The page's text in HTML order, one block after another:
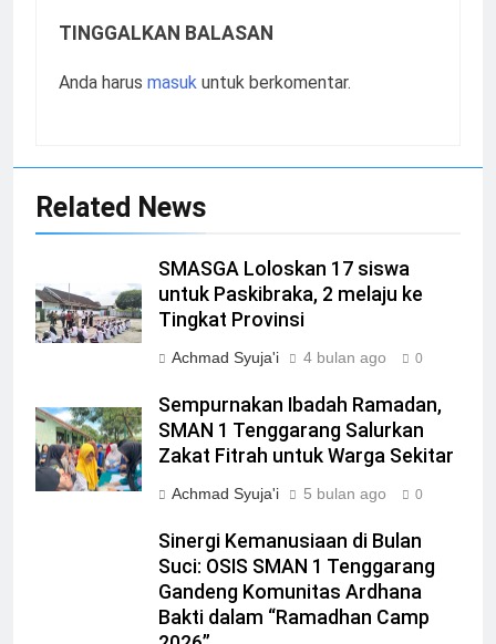
TINGGALKAN BALASAN
Anda harus masuk untuk berkomentar.
Related News
SMASGA Loloskan 17 siswa
untuk Paskibraka, 2 melaju ke
Tingkat Provinsi
Achmad Syuja'i 4 bulan ago 0
Sempurnakan Ibadah Ramadan,
SMAN 1 Tenggarang Salurkan
Zakat Fitrah untuk Warga Sekitar
Achmad Syuja'i 5 bulan ago 0
Sinergi Kemanusiaan di Bulan
Suci: OSIS SMAN 1 Tenggarang
Gandeng Komunitas Ardhana
Bakti dalam “Ramadhan Camp